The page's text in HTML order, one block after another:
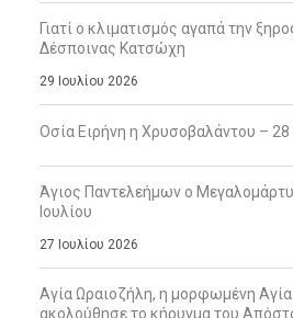
Γιατί ο κλιματισμός αγαπά την
Δέσποινας Κατσώχη
29 Ιουλίου 2026
Οσία Ειρήνη η Χρυσοβαλάντου – 28
Άγιος Παντελεήμων ο
Ιουλίου
27 Ιουλίου 2026
Αγία Ωραιοζήλη, η μορφωμένη
ακολούθησε το κήρυγμα του